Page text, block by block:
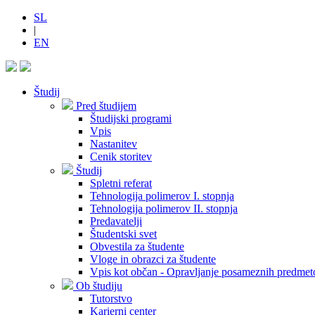
SL
|
EN
Študij
Pred študijem
Študijski programi
Vpis
Nastanitev
Cenik storitev
Študij
Spletni referat
Tehnologija polimerov I. stopnja
Tehnologija polimerov II. stopnja
Predavatelji
Študentski svet
Obvestila za študente
Vloge in obrazci za študente
Vpis kot občan - Opravljanje posameznih
Ob študiju
Tutorstvo
Karierni center